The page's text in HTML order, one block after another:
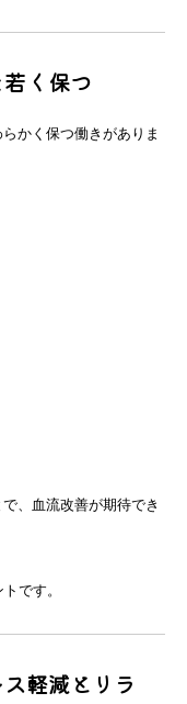
く保つ
かく保つ働きがありま
、血流改善が期待でき
です。
軽減とリラ